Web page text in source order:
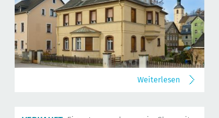
Weiterlesen